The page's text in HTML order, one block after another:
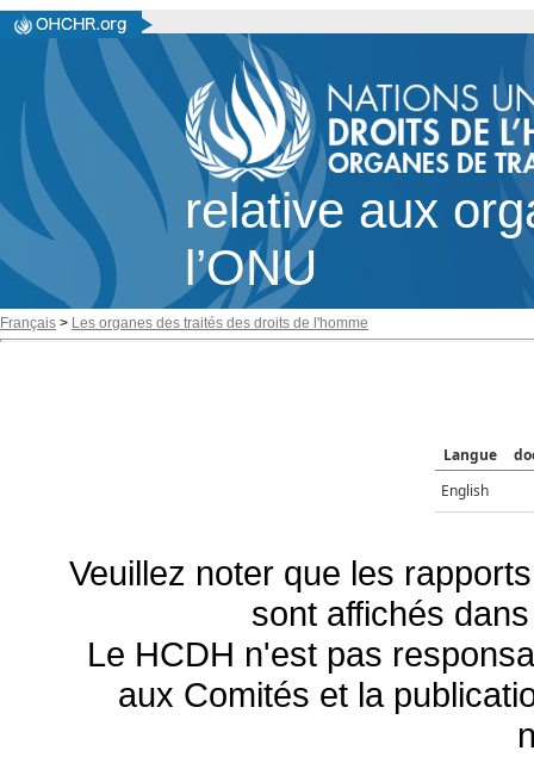
relative aux
l’ONU
Français > Les organes des traités des droits de l'homme
Langue
English
Veuillez noter que les
sont affichés
Le HCDH n'est pas
aux Comités et la